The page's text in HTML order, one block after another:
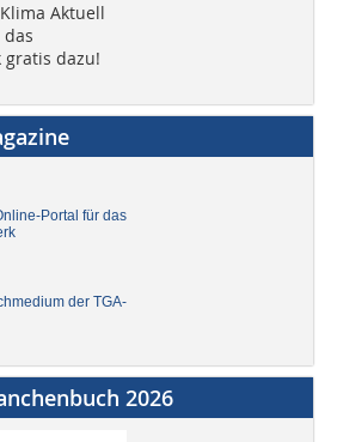
Aktuell
gratis dazu!
Portal für das
der TGA-
2026